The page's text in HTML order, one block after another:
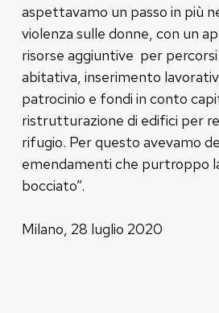
aspettavamo un passo in più
violenza sulle donne, con un
risorse aggiuntive per
abitativa, inserimento
patrocinio e fondi in conto
ristrutturazione di edifici per
rifugio. Per questo avevamo
emendamenti che purtroppo
bocciato”.
Milano, 28 luglio 2020